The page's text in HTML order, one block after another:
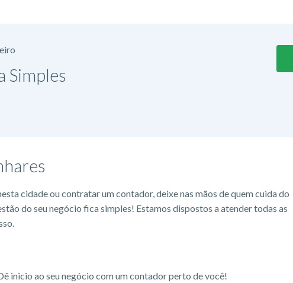
Simples
cidade ou contratar um contador, deixe nas mãos de quem cuida do
do seu negócio fica simples! Estamos dispostos a atender todas as
inicio ao seu negócio com um contador perto de você!